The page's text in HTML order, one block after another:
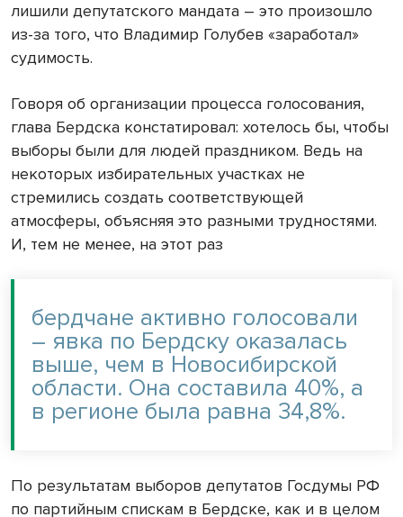
лишили депутатского мандата – это произошло
из-за того, что Владимир Голубев «заработал»
судимость.
Говоря об организации процесса голосования,
глава Бердска констатировал: хотелось бы, чтобы
выборы были для людей праздником. Ведь на
некоторых избирательных участках не
стремились создать соответствующей
атмосферы, объясняя это разными трудностями.
И, тем не менее, на этот раз
бердчане активно голосовали
– явка по Бердску оказалась
выше, чем в Новосибирской
области. Она составила 40%, а
в регионе была равна 34,8%.
По результатам выборов депутатов Госдумы РФ
по партийным спискам в Бердске, как и в целом